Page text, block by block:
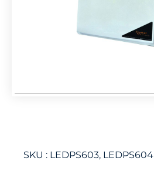
SKU : LEDPS603, LEDPS604